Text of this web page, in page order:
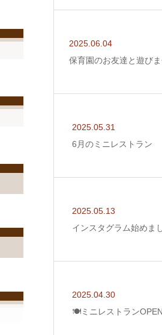
2025.06.04
保育園のお友達と遊び
2025.05.31
6月のミニレストラン
2025.05.13
インスタグラム始めま
2025.04.30
🍽️ミニレストラン